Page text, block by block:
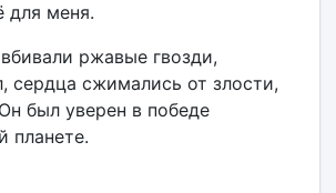
для меня.
ржавые гвозди,
сердца сжимались от злости,
был уверен в победе
планете.